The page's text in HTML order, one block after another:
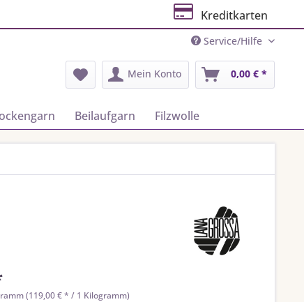
Kreditkarten
Service/Hilfe
Mein Konto 0,00 € *
Beilaufgarn Filzwolle
(119,00 € * / 1 Kilogramm)